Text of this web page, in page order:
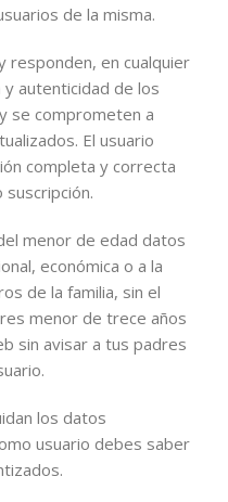
de la misma.
responden, en cualquier
autenticidad de los
se comprometen a
El usuario
completa y correcta
menor de edad datos
económica o a la
de la familia, sin el
menor de trece años
sin avisar a tus padres
los datos
usuario debes saber